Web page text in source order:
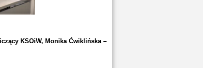
KSOiW, Monika Ćwiklińska –